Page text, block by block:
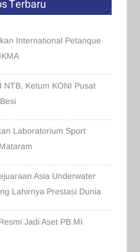
Terbaru
International Petanque
NTB, Ketum KONI Pusat
Laboratorium Sport
Asia Underwater
Lahirnya Prestasi Dunia
Jadi Aset PB.MI